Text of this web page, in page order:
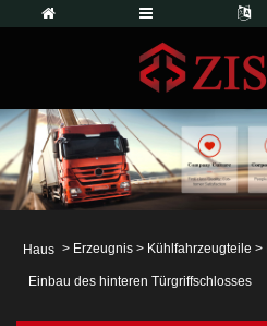
Haus > Erzeugnis > Kühlfahrzeugteile >
Einbau des hinteren Türgriffschlosses